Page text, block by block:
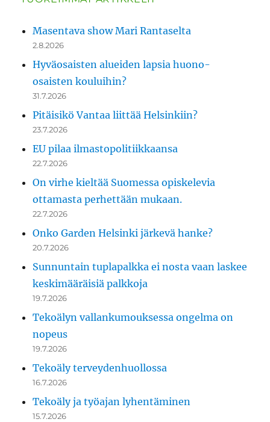
Masentava show Mari Rantaselta
2.8.2026
Hyväosaisten alueiden lapsia huono-
osaisten kouluihin?
31.7.2026
Pitäisikö Vantaa liittää Helsinkiin?
23.7.2026
EU pilaa ilmastopolitiikkaansa
22.7.2026
On virhe kieltää Suomessa opiskelevia
ottamasta perhettään mukaan.
22.7.2026
Onko Garden Helsinki järkevä hanke?
20.7.2026
Sunnuntain tuplapalkka ei nosta vaan laskee
keskimääräisiä palkkoja
19.7.2026
Tekoälyn vallankumouksessa ongelma on
nopeus
19.7.2026
Tekoäly terveydenhuollossa
16.7.2026
Tekoäly ja työajan lyhentäminen
15.7.2026